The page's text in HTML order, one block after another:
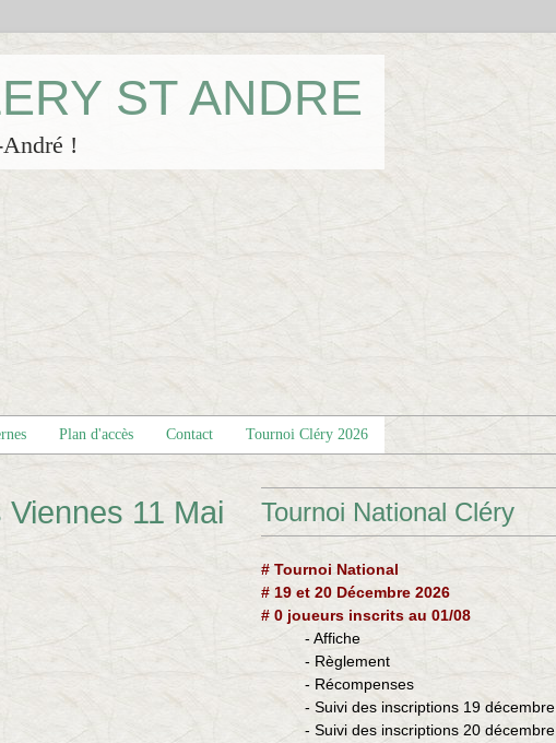
ST ANDRE
!
Plan d'accès Contact Tournoi Cléry 2026
11 Mai
Tournoi National Cléry
# Tournoi National
# 19 et 20 Décembre 2026
# 0 joueurs inscrits au 01/08
- Affiche
- Règlement
- Récompenses
- Suivi des inscriptions 19 décembre
- Suivi des inscriptions 20 décembre